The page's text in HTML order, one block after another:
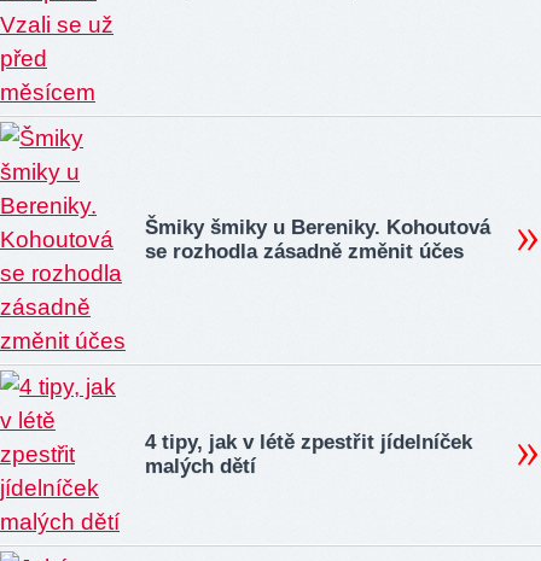
Šmiky šmiky u Bereniky. Kohoutová
se rozhodla zásadně změnit účes
4 tipy, jak v létě zpestřit jídelníček
malých dětí